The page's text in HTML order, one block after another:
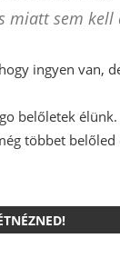
miatt sem kell
ingyen van,
belőletek
többet belőled